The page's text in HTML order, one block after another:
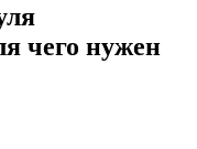
чего нужен